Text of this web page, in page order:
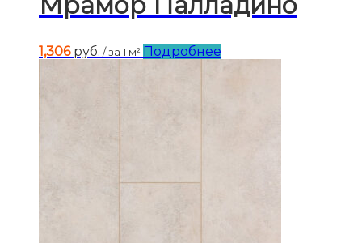
1,306 руб. / за 1 м² Подробнее